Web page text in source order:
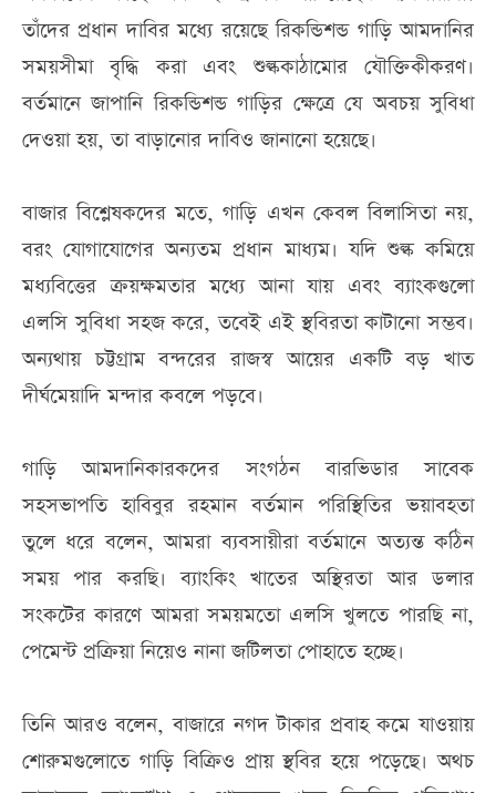
তাঁদের প্রধান দাবির মধ্যে রয়েছে রিকন্ডিশন্ড গাড়ি আমদানির
সময়সীমা বৃদ্ধি করা এবং শুল্ককাঠামোর যৌক্তিকীকরণ।
বর্তমানে জাপানি রিকন্ডিশন্ড গাড়ির ক্ষেত্রে যে অবচয় সুবিধা
দেওয়া হয়, তা বাড়ানোর দাবিও জানানো হয়েছে।
বাজার বিশ্লেষকদের মতে, গাড়ি এখন কেবল বিলাসিতা নয়,
বরং যোগাযোগের অন্যতম প্রধান মাধ্যম। যদি শুল্ক কমিয়ে
মধ্যবিত্তের ক্রয়ক্ষমতার মধ্যে আনা যায় এবং ব্যাংকগুলো
এলসি সুবিধা সহজ করে, তবেই এই স্থবিরতা কাটানো সম্ভব।
অন্যথায় চট্টগ্রাম বন্দরের রাজস্ব আয়ের একটি বড় খাত
দীর্ঘমেয়াদি মন্দার কবলে পড়বে।
গাড়ি আমদানিকারকদের সংগঠন বারভিডার সাবেক
সহসভাপতি হাবিবুর রহমান বর্তমান পরিস্থিতির ভয়াবহতা
তুলে ধরে বলেন, আমরা ব্যবসায়ীরা বর্তমানে অত্যন্ত কঠিন
সময় পার করছি। ব্যাংকিং খাতের অস্থিরতা আর ডলার
সংকটের কারণে আমরা সময়মতো এলসি খুলতে পারছি না,
পেমেন্ট প্রক্রিয়া নিয়েও নানা জটিলতা পোহাতে হচ্ছে।
তিনি আরও বলেন, বাজারে নগদ টাকার প্রবাহ কমে যাওয়ায়
শোরুমগুলোতে গাড়ি বিক্রিও প্রায় স্থবির হয়ে পড়েছে। অথচ